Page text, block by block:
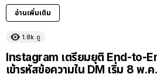
อ่านเพิ่มเติม
1.8k ดู
Instagram เตรียมยุติ End-to-
เข้ารหัสข้อความใน DM เริ่ม 8 พ.ค